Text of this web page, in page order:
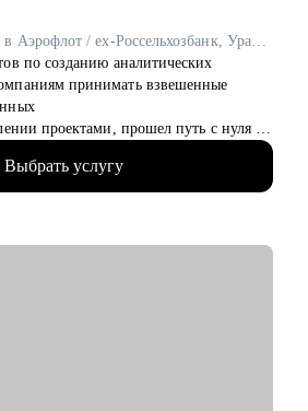
Руководитель проекта в Аэрофлот / ex-Россельхозбанк, Уралсиб, Норникель
по созданию аналитических
принимать взвешенные
проектами, прошел путь с нуля от
проектов менее чем за 2 года,
кандидатов
Выбрать услугу